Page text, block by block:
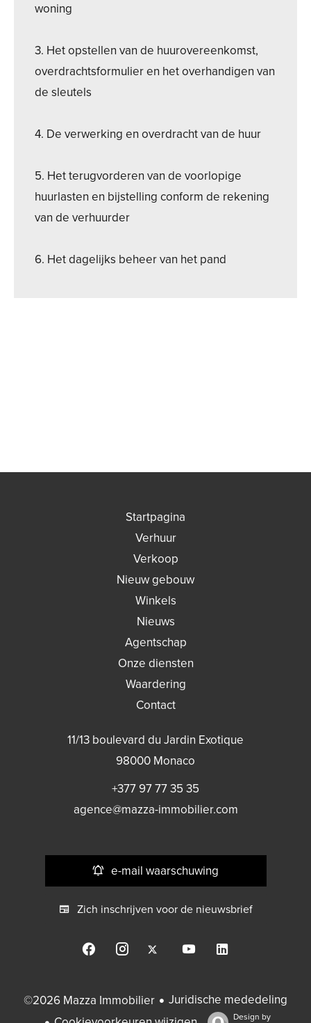
woning
3. Het opstellen van de huurovereenkomst,
overdrachtsformulier en het overhandigen van
de sleutels
4. De verwerking en overdracht van de huur
5. Het terugvorderen van de voorlopige
huurlasten en bijstelling conform de rekening
van de verhuurder
6. Het dagelijks beheer van het pand
Startpagina
Verhuur
Verkoop
Nieuw gebouw
Winkels
Nieuws
Agentschap
Onze diensten
Waardering
Contact
11/13 boulevard du Jardin Exotique
98000 Monaco
+377 97 77 35 35
agence@mazza-immobilier.com
e-mail waarschuwing
Zich inschrijven voor de nieuwsbrief
©2026 Mazza Immobilier
Juridische mededeling
Design by